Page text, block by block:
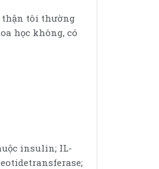
thận tôi thường
học không, có
insulin; IL-